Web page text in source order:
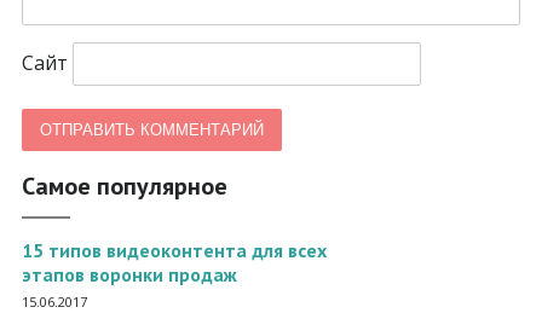
Сайт
Самое популярное
15 типов видеоконтента для всех
этапов воронки продаж
15.06.2017